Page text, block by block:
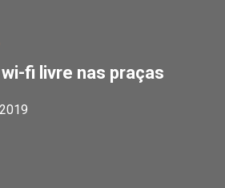
fi livre nas praças